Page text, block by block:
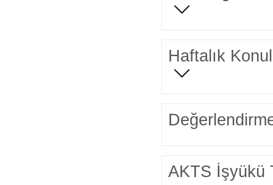
Haftalık
AKTS İşyükü